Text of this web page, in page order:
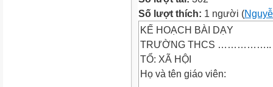
Số lượt thích: 1 người (
KẾ HOẠCH BÀI DẠY
TRƯỜNG THCS ……………..
TỔ: XÃ HỘI
Họ và tên giáo viên: